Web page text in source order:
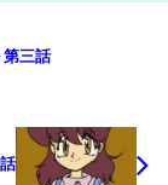
【80年代ドラマ】夏・体験物語 第三話